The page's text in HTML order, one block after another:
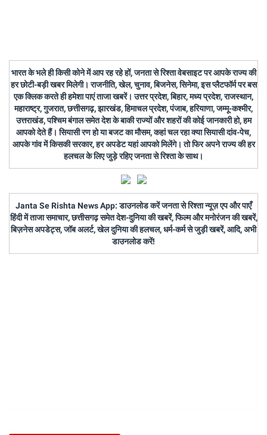
भारत के भले ही किसी कोने में आप रह रहे हों, जनता से रिश्ता वेबसाइट पर आपके राज्य की
हर छोटी-बड़ी खबर मिलेगी। राजनीति, खेल, चुनाव, बिजनेस, सिनेमा, इस प्लैटफॉर्म पर बस
एक क्लिक करते ही हमेशा पाएं ताजा खबरें। उत्तर प्रदेश, बिहार, मध्य प्रदेश, राजस्थान,
महाराष्ट्र, गुजरात, छत्तीसगढ़, झारखंड, हिमाचल प्रदेश, पंजाब, हरियाणा, जम्मू-कश्मीर,
उत्तराखंड, पश्चिम बंगाल समेत देश के बाकी राज्यों और शहरों की कोई जानकारी हो, हम
आपको देते हैं। सियासी रण हो या बजट का मौसम, कहां चल रहा क्या सियासी दांव-पेच,
आपके गांव में किसकी सरकार, हर अपडेट यहां आपको मिलेंगे। तो फिर अपने राज्य की हर
हलचल के लिए जुड़े रहिए जनता से रिश्ता के साथ।
Janta Se Rishta News App: डाउनलोड करें जनता से रिश्ता न्यूज़ एप और पाएँ
हिंदी में ताजा समाचार, छत्तीसगढ़ समेत देश-दुनिया की खबरें, फिल्म और मनोरंजन की खबरें,
बिज़नेस अपडेट्स, जॉब अलर्ट, खेल दुनिया की हलचल, धर्म-कर्म से जुड़ी खबरें, आदि, अभी
डाउनलोड करें!